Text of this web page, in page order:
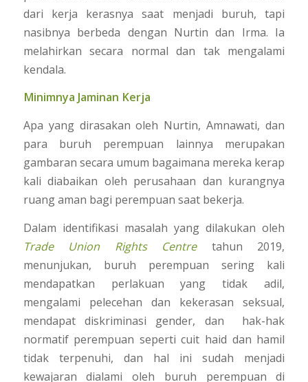
dari kerja kerasnya saat menjadi buruh, tapi
nasibnya berbeda dengan Nurtin dan Irma. Ia
melahirkan secara normal dan tak mengalami
kendala.
Minimnya Jaminan Kerja
Apa yang dirasakan oleh Nurtin, Amnawati, dan
para buruh perempuan lainnya merupakan
gambaran secara umum bagaimana mereka kerap
kali diabaikan oleh perusahaan dan kurangnya
ruang aman bagi perempuan saat bekerja.
Dalam identifikasi masalah yang dilakukan oleh
Trade Union Rights Centretahun 2019,
menunjukan, buruh perempuan sering kali
mendapatkan perlakuan yang tidak adil,
mengalami pelecehan dan kekerasan seksual,
mendapat diskriminasi gender, dan hak-hak
normatif perempuan seperti cuit haid dan hamil
tidak terpenuhi, dan hal ini sudah menjadi
kewajaran dialami oleh buruh perempuan di